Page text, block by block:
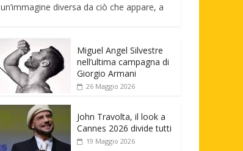
un’immagine diversa da ciò che appare, a
Miguel Angel Silvestre
nell’ultima campagna di
Giorgio Armani
26 Maggio 2026
John Travolta, il look a
Cannes 2026 divide tutti
19 Maggio 2026